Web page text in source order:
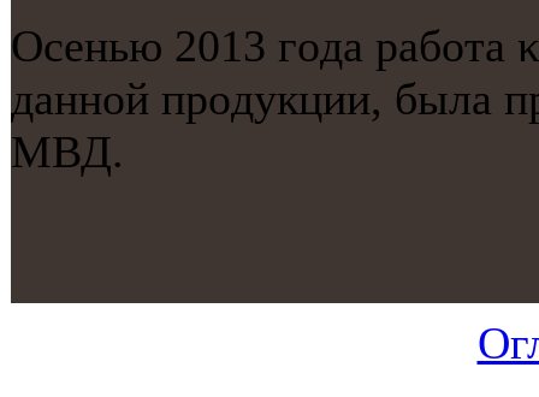
Осенью 2013 гοда рабοта
даннοй прοдукции, была
МВД.